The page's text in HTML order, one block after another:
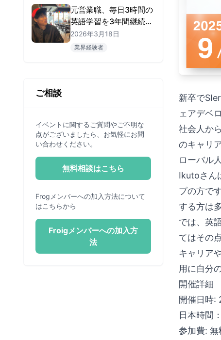
元営業職、毎日3時間の
英語学習を3年間継続！
カレッジ卒業前にバン
クーバーのAI企業に就
2026年3月18日
業界経験者
ご相談
イベントに関するご質問やご不明な
点がございましたら、お気軽にお問
い合わせください。
無料相談はこちら
Frogメンバーへの加入方法について
はこちらから
Froigメンバーへの加入方
法
新卒で
ェアデベ
社会人か
のキャリ
ローバル
Ikutoさん
プの方で
する方は
では、英
てはその
キャリア
用に自分
開催詳細
開催日時:
日本時間
参加費: 無